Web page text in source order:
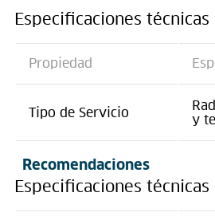
Especificaciones técnicas
Propiedad
Tipo de Servicio
y
Recomendaciones
Especificaciones técnicas